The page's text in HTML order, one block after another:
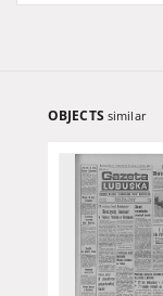
OBJECTS similar